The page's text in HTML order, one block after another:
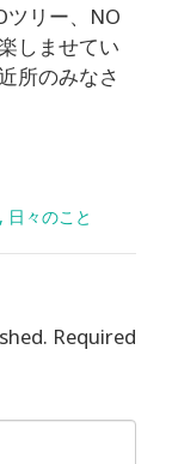
ツリー、NO
しませてい
所のみなさ
, 日々のこと
Required